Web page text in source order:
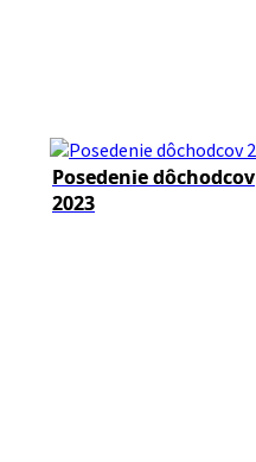
Posedenie dôchodcov
2023